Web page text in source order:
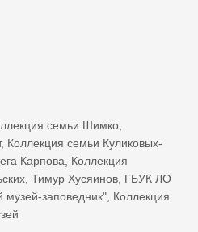
семьи Шимко
, Коллекция семьи Куликовых-
Карпова
Коллекция
Тимур Хусяинов ГБУК ЛО
заповедник" Коллекция